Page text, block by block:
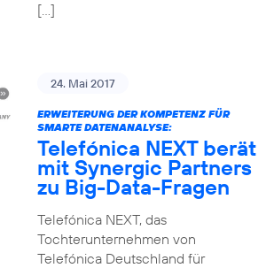
[…]
24. Mai 2017
ERWEITERUNG DER KOMPETENZ FÜR
SMARTE DATENANALYSE:
Telefónica NEXT berät
mit Synergic Partners
zu Big-Data-Fragen
Telefónica NEXT, das
Tochterunternehmen von
Telefónica Deutschland für